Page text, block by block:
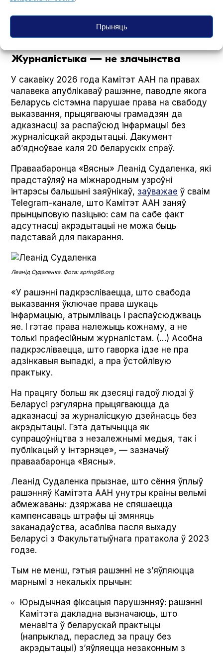
Прыняць
якая закліканая нагадаць свету, што за
кожным за кратамі стаіць жывы чалавек.
Журналістыка — не злачынства
У сакавіку 2026 года Камітэт ААН па правах
чалавека апублікаваў рашэнне, паводле якога
Беларусь сістэмна парушае права на свабоду
выказвання, прыцягваючы грамадзян да
адказнасці за распаўсюд інфармацыі без
журналісцкай акрэдытацыі. Дакумент
аб’ядноўвае каля 20 беларускіх спраў.
Праваабаронца «Вясны» Леанід Судаленка, які
прадстаўляў на міжнародным узроўні
інтарэсы бальшыні заяўнікаў, заўважае ў сваім
Telegram-канале, што Камітэт ААН заняў
прынцыповую пазіцыю: сам па сабе факт
адсутнасці акрэдытацыі не можа быць
падставай для пакарання.
Леанід Судаленка. Фота: spring96.org
«У рашэнні падкрэсліваецца, што свабода
выказвання ўключае права шукаць
інфармацыю, атрымліваць і распаўсюджваць
яе. І гэтае права належыць кожнаму, а не
толькі прафесійным журналістам. (…) Асобна
падкрэсліваецца, што гаворка ідзе не пра
адзінкавыя выпадкі, а пра ўстойлівую
практыку.
На працягу больш як дзесяці гадоў людзі ў
Беларусі рэгулярна прыцягваюцца да
адказнасці за журналісцкую дзейнасць без
акрэдытацыі. Гэта датычыцца як
супрацоўніцтва з незалежнымі медыя, так і
публікацый у інтэрнэце», — зазначыў
праваабаронца «Вясны».
Леанід Судаленка прызнае, што сёння ўплыў
рашэнняў Камітэта ААН унутры краіны вельмі
абмежаваны: дзяржава не спяшаецца
кампенсаваць штрафы ці змяняць
заканадаўства, асабліва пасля выхаду
Беларусі з Факультатыўнага пратакола ў 2023
годзе.
Тым не менш, гэтыя рашэнні не з’яўляюцца
марнымі з некалькіх прычын:
Юрыдычная фіксацыя парушэнняў: рашэнні
Камітэта дакладна вызначаюць, што
менавіта ў беларускай практыцы
(напрыклад, пераслед за працу без
акрэдытацыі) з’яўляецца незаконным з